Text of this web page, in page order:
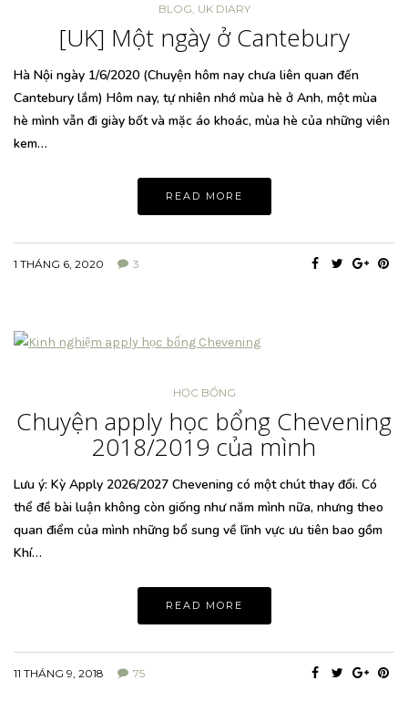
BLOG UK DIARY
[UK] Một ngày ở Cantebury
Hà Nội ngày 1/6/2020 (Chuyện hôm nay chưa liên quan đến
Cantebury lắm) Hôm nay, tự nhiên nhớ mùa hè ở Anh, một mùa
hè mình vẫn đi giày bốt và mặc áo khoác, mùa hè của những viên
kem…
READ MORE
1 THÁNG 6, 2020 3
HỌC BỔNG
Chuyện apply học bổng Chevening
2018/2019 của mình
Lưu ý: Kỳ Apply 2026/2027 Chevening có một chút thay đổi. Có
thể đề bài luận không còn giống như năm mình nữa, nhưng theo
quan điểm của mình những bổ sung về lĩnh vực ưu tiên bao gồm
Khí…
READ MORE
11 THÁNG 9, 2018 75